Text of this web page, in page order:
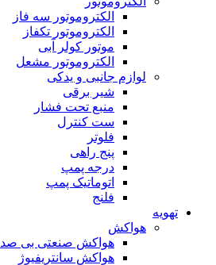
الکتروموتور سه فاز
الکتروموتور تکفاز
موتور کولر آبی
الکتروموتور مشعل
لوازم جانبی و یدکی
شیر برقی
منبع تحت فشار
ست کنترل
فلوتر
پنج راهی
درجه پمپ
اتوماتیک پمپ
فلنج
تهویه
هواکش
هواکش صنعتی بی صدا
هواکش سانتریفیوژ